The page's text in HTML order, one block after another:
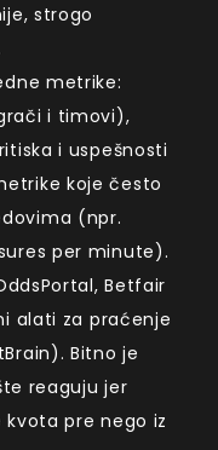
strogo
metrike:
i timovi),
i uspešnosti
koje često
(npr.
per minute).
Betfair
alati za praćenje
Bitno je
reaguju jer
pre nego iz